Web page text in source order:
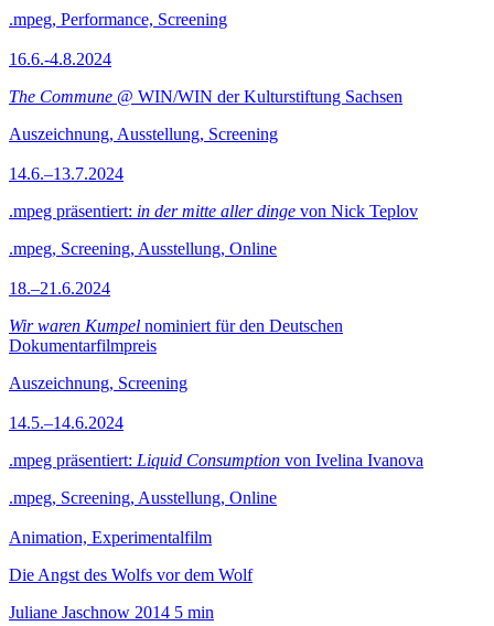
.mpeg, Performance, Screening
16.6.-4.8.2024
The Commune @ WIN/WIN der Kulturstiftung Sachsen
Auszeichnung, Ausstellung, Screening
14.6.–13.7.2024
.mpeg präsentiert: in der mitte aller dinge von Nick Teplov
.mpeg, Screening, Ausstellung, Online
18.–21.6.2024
Wir waren Kumpel nominiert für den Deutschen
Dokumentarfilmpreis
Auszeichnung, Screening
14.5.–14.6.2024
.mpeg präsentiert: Liquid Consumption von Ivelina Ivanova
.mpeg, Screening, Ausstellung, Online
Animation, Experimentalfilm
Die Angst des Wolfs vor dem Wolf
Juliane Jaschnow 2014 5 min